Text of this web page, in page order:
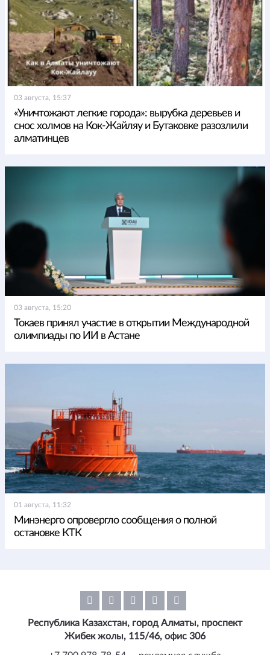
03 августа, 15:37
«Уничтожают легкие города»: вырубка деревьев и
снос холмов на Кок-Жайляу и Бутаковке разозлили
алматинцев
03 августа, 15:20
Токаев принял участие в открытии Международной
олимпиады по ИИ в Астане
01 августа, 11:32
Минэнерго опровергло сообщения о полной
остановке КТК
Республика Казахстан, город Алматы, проспект
Жибек жолы, 115/46, офис 306